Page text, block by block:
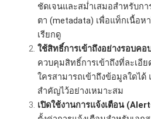
ชัดเจนและสม่ำเสมอสำหรับกา
ตา (metadata) เพื่อแท็กเนื้อห
เรียกดู
ใช้สิทธิ์การเข้าถึงอย่างรอบคอ
ควบคุมสิทธิ์การเข้าถึงที่ละเอี
ใครสามารถเข้าถึงข้อมูลใดไ
สำคัญไว้อย่างเหมาะสม
เปิดใช้งานการแจ้งเตือน